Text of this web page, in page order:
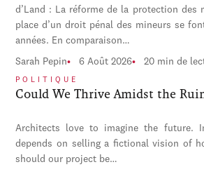
d’Land : La réforme de la protection des
place d’un droit pénal des mineurs se
années. En comparaison…
Sarah Pepin 6 Août 2026 20 min de
POLITIQUE
Could We Thrive Amidst the
Architects love to imagine the future.
depends on selling a fictional vision of
should our project be…